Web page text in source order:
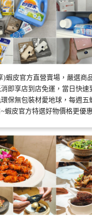
)蝦皮官方直營賣場，嚴選商
即享店到店免運，當日快速
保無包裝材愛地球，每週五
蝦皮官方特選好物價格更優